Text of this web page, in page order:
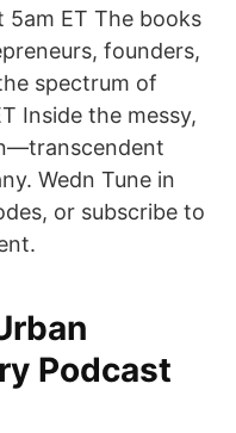
5am ET The books
founders,
spectrum of
Inside the messy,
Wedn Tune in
or subscribe to
Podcast